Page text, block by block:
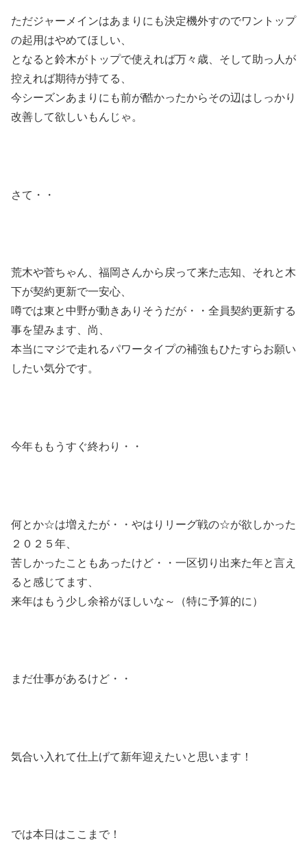
ただジャーメインはあまりにも決定機外すのでワントップ
の起用はやめてほしい、
となると鈴木がトップで使えれば万々歳、そして助っ人が
控えれば期待が持てる、
今シーズンあまりにも前が酷かったからその辺はしっかり
改善して欲しいもんじゃ。
さて・・
荒木や菅ちゃん、福岡さんから戻って来た志知、それと木
下が契約更新で一安心、
噂では東と中野が動きありそうだが・・全員契約更新する
事を望みます、尚、
本当にマジで走れるパワータイプの補強もひたすらお願い
したい気分です。
今年ももうすぐ終わり・・
何とか☆は増えたが・・やはりリーグ戦の☆が欲しかった
２０２５年、
苦しかったこともあったけど・・一区切り出来た年と言え
ると感じてます、
来年はもう少し余裕がほしいな～（特に予算的に）
まだ仕事があるけど・・
気合い入れて仕上げて新年迎えたいと思います！
では本日はここまで！